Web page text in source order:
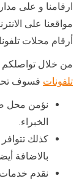
ارقامنا و على
مواقعنا على
أرقام محلات
من خلال تواصلكم
تلفونات فسوف
نؤمن محل
الخبراء.
كذلك
بالاضافة
نقدم